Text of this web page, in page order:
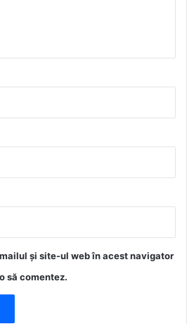
și site-ul web în acest navigator
să comentez.